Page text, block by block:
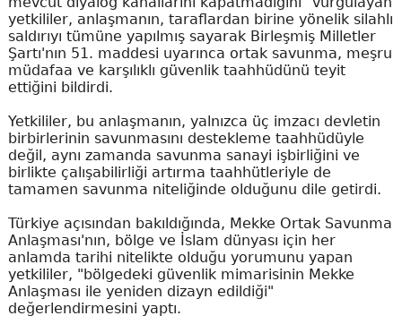
yetkililer, anlaşmanın, taraflardan birine yönelik silahlı
saldırıyı tümüne yapılmış sayarak Birleşmiş Milletler
Şartı'nın 51. maddesi uyarınca ortak savunma, meşru
müdafaa ve karşılıklı güvenlik taahhüdünü teyit
ettiğini bildirdi.
Yetkililer, bu anlaşmanın, yalnızca üç imzacı devletin
birbirlerinin savunmasını destekleme taahhüdüyle
değil, aynı zamanda savunma sanayi işbirliğini ve
birlikte çalışabilirliği artırma taahhütleriyle de
tamamen savunma niteliğinde olduğunu dile getirdi.
Türkiye açısından bakıldığında, Mekke Ortak Savunma
Anlaşması'nın, bölge ve İslam dünyası için her
anlamda tarihi nitelikte olduğu yorumunu yapan
yetkililer, "bölgedeki güvenlik mimarisinin Mekke
Anlaşması ile yeniden dizayn edildiği"
değerlendirmesini yaptı.